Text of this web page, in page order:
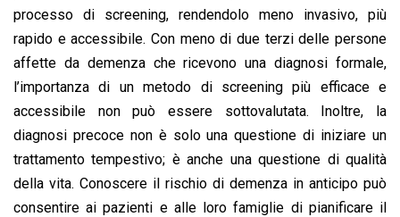
processo di screening, rendendolo meno invasivo, più
rapido e accessibile. Con meno di due terzi delle persone
affette da demenza che ricevono una diagnosi formale,
l’importanza di un metodo di screening più efficace e
accessibile non può essere sottovalutata. Inoltre, la
diagnosi precoce non è solo una questione di iniziare un
trattamento tempestivo; è anche una questione di qualità
della vita. Conoscere il rischio di demenza in anticipo può
consentire ai pazienti e alle loro famiglie di pianificare il